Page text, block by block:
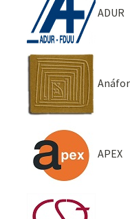
ADUR
APEX